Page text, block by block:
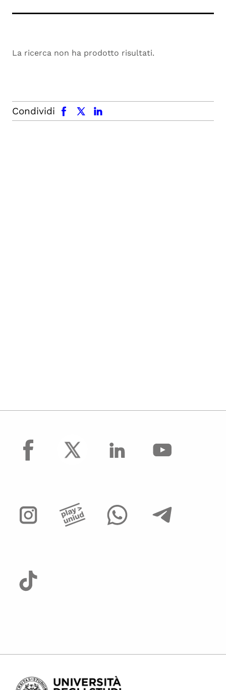
La ricerca non ha prodotto risultati.
Condividi
facebook x.com linkedin
facebook